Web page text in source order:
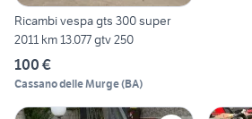
Ricambi vespa gts 300 super
2011 km 13.077 gtv 250
100 €
Cassano delle Murge(BA)